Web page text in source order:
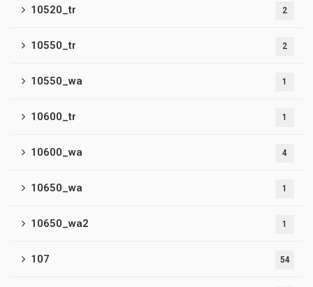
10520_tr 2
10550_tr 2
10550_wa 1
10600_tr 1
10600_wa 4
10650_wa 1
10650_wa2 1
107 54